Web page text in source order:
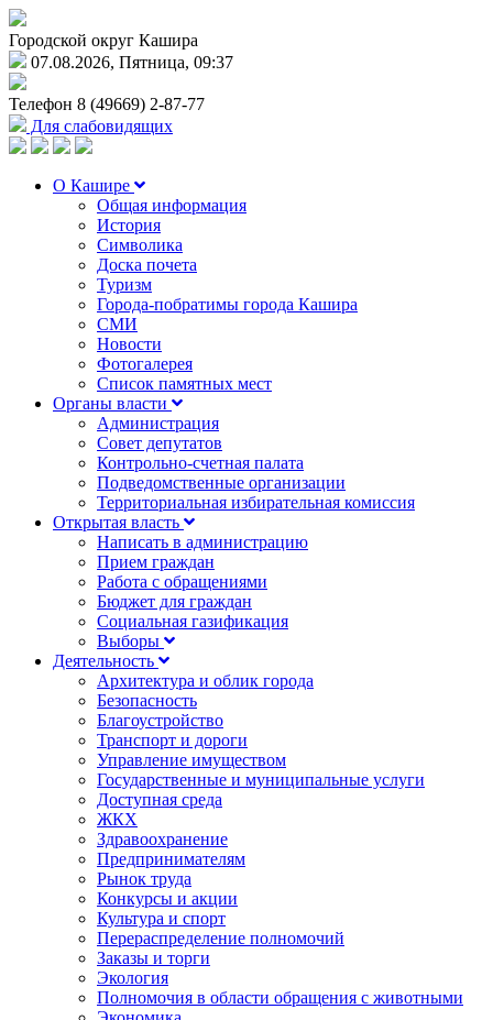
Городской округ Кашира
07.08.2026, Пятница, 09:37
Телефон 8 (49669) 2-87-77
Для слабовидящих
О Кашире
Общая информация
История
Символика
Доска почета
Туризм
Города-побратимы города Кашира
СМИ
Новости
Фотогалерея
Список памятных мест
Органы власти
Администрация
Совет депутатов
Контрольно-счетная палата
Подведомственные организации
Территориальная избирательная комиссия
Открытая власть
Написать в администрацию
Прием граждан
Работа с обращениями
Бюджет для граждан
Социальная газификация
Выборы
Деятельность
Архитектура и облик города
Безопасность
Благоустройство
Транспорт и дороги
Управление имуществом
Государственные и муниципальные услуги
Доступная среда
ЖКХ
Здравоохранение
Предпринимателям
Рынок труда
Конкурсы и акции
Культура и спорт
Перераспределение полномочий
Заказы и торги
Экология
Полномочия в области обращения с животными